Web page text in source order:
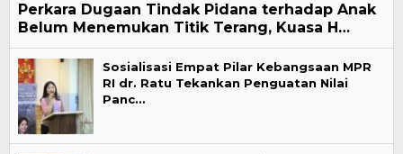
Perkara Dugaan Tindak Pidana terhadap Anak
Belum Menemukan Titik Terang, Kuasa H…
Sosialisasi Empat Pilar Kebangsaan MPR
RI dr. Ratu Tekankan Penguatan Nilai
Panc…